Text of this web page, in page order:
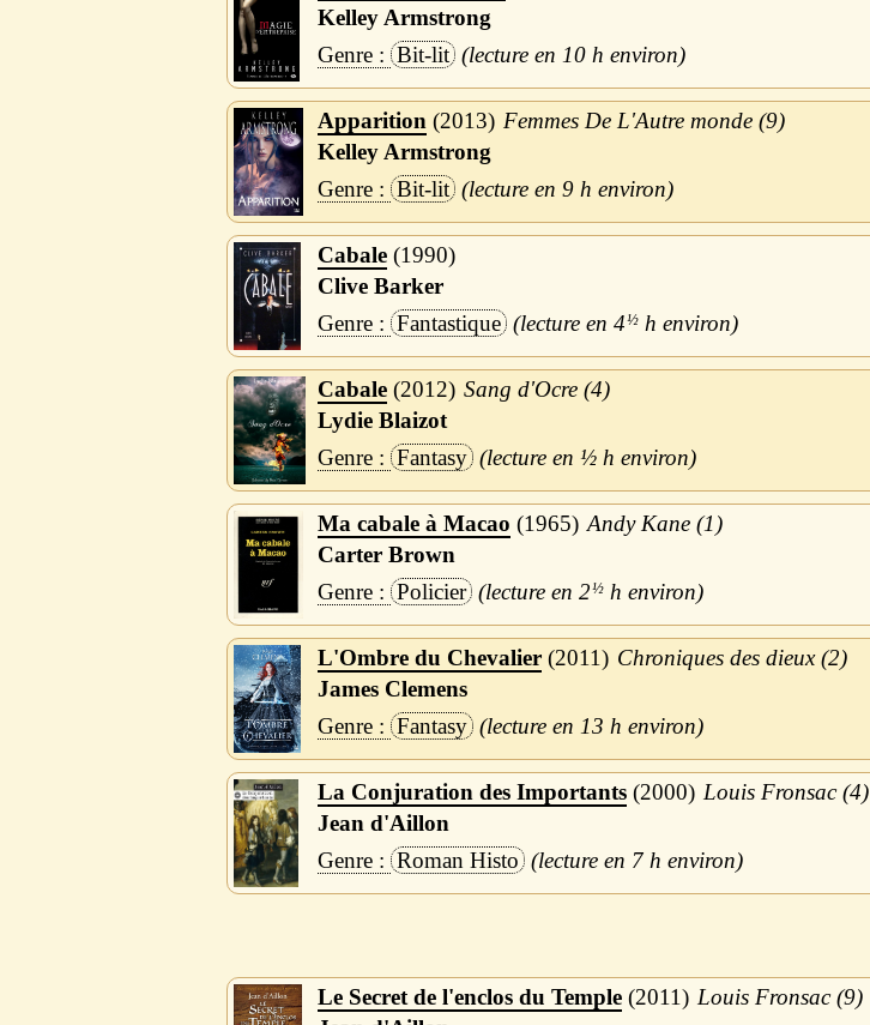
Kelley Armstrong
Bit-lit
10 h
Apparition 2013
Femmes De L'Autre monde (9)
Kelley Armstrong
Bit-lit
9 h
Cabale 1990
Clive Barker
Fantastique
4½h
Cabale 2012
Sang d'Ocre (4)
Lydie Blaizot
Fantasy
½ h
Ma cabale à Macao 1965
Andy Kane (1)
Carter Brown
Policier
2½h
L'Ombre du Chevalier 2011
Chroniques des dieux (2)
James Clemens
Fantasy
13 h
La Conjuration des Importants 2000
Louis Fronsac (4)
Jean d'Aillon
Roman Histo
7 h
Le Secret de l'enclos du Temple 2011
Louis Fronsac (9)